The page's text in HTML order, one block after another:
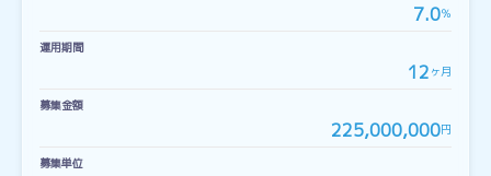
7.0％
運用期間
12 ヶ月
募集金額
225,000,000円
募集単位